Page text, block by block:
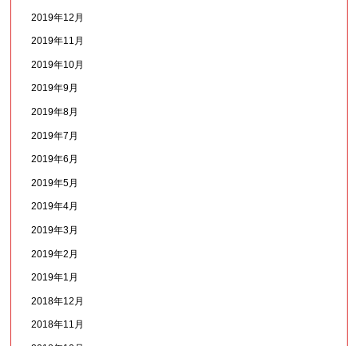
2019年12月
2019年11月
2019年10月
2019年9月
2019年8月
2019年7月
2019年6月
2019年5月
2019年4月
2019年3月
2019年2月
2019年1月
2018年12月
2018年11月